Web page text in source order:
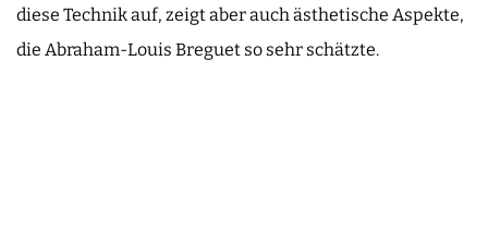
diese Technik auf, zeigt aber auch ästhetische Aspekte,
die Abraham-Louis Breguet so sehr schätzte.